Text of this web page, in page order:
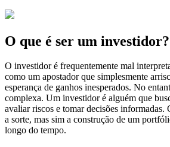
O que é ser um investidor?
O investidor é frequentemente mal
como um apostador que simplesmente
esperança de ganhos inesperados. No
complexa. Um investidor é alguém que
avaliar riscos e tomar decisões informadas.
a sorte, mas sim a construção de um
longo do tempo.